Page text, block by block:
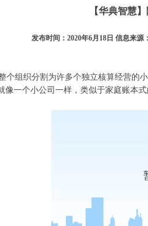
【华典智慧
发布时间：2020年6月18日 信息来源：
组织分割为许多个独立核算经营的
像一个小公司一样，类似于家庭账本